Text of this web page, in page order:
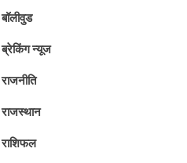
बॉलीवुड
ब्रेकिंग न्यूज
राजनीति
राजस्थान
राशिफल